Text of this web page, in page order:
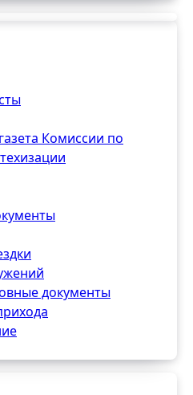
Комиссии по
документы